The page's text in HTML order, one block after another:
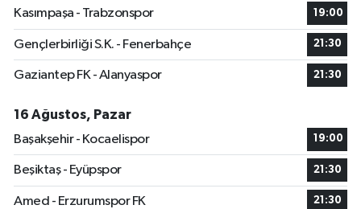
Kasımpaşa - Trabzonspor 19:00
Gençlerbirliği S.K. - Fenerbahçe 21:30
Gaziantep FK - Alanyaspor 21:30
16 Ağustos, Pazar
Başakşehir - Kocaelispor
19:00
Beşiktaş - Eyüpspor 21:30
Amed - Erzurumspor FK 21:30